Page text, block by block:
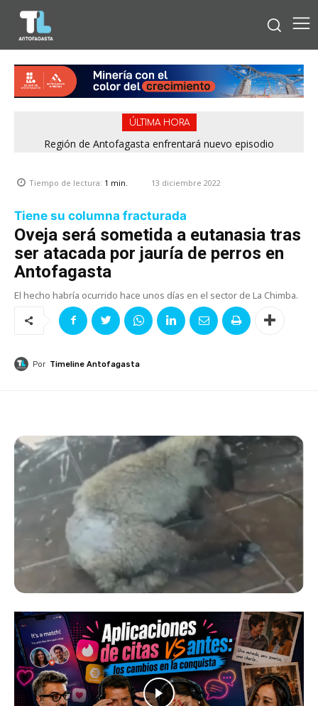
ÚLTIMA HORA
Región de Antofagasta enfrentará nuevo episodio
Tiempo de lectura: 1 min. 13 diciembre 2022
Tiene su columna fracturada
Oveja será sometida a eutanasia tras
ser atacada por jauría de perros en
Antofagasta
El hecho habría ocurrido hace unos días en el sector de La Chimba.
Por Timeline Antofagasta